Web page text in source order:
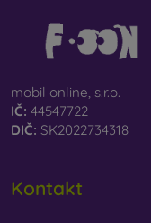
mobil online, s.r.o.
IČ: 44547722
DIČ: SK2022734318
Kontakt